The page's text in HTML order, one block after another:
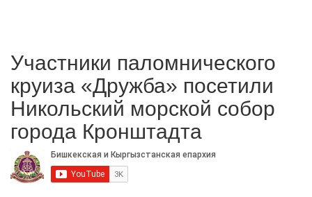
Участники паломнического
круиза «Дружба» посетили
Никольский морской собор
города Кронштадта